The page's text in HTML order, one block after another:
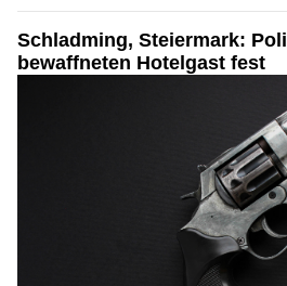
Schladming, Steiermark:
bewaffneten Hotelgast fest